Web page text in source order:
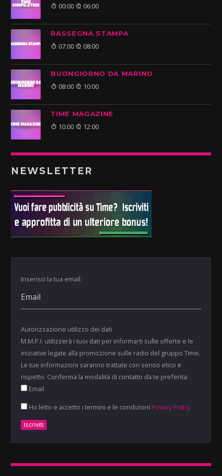
00:00 06:00
RASSEGNA STAMPA
07:00 08:00
BUONGIORNO DA MARINO
08:00 10:00
TIME MAGAZINE
10:00 12:00
NEWSLETTER
Inserisci la tua email:
Autorizzazione utilizzo dei dati
M.M.P.I. utilizzerà i tuoi dati per informarti sulle offerte e le
iniziative legate alla promozione sulle radio del gruppo Time.
Le tue informazioni saranno trattate con senso etico e
rispetto. Conferma la modalità di contatto da te preferita:
Email
Ho letto e accetto i termini e le condizioni Privacy Policy